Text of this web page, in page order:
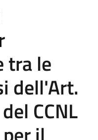
tra le
dell'Art.
CCNL